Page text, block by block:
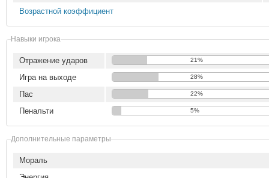
Возрастной коэффициент
Навыки игрока
Отражение ударов 21%
Игра на выходе 28%
Пас 22%
Пенальти 5%
Дополнительные параметры
Мораль